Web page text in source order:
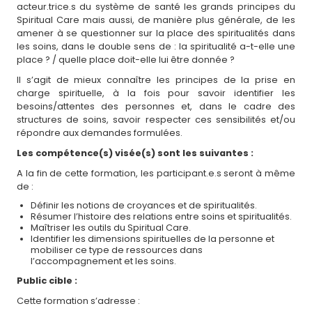
acteur.trice.s du système de santé les grands principes du
Spiritual Care mais aussi, de manière plus générale, de les
amener à se questionner sur la place des spiritualités dans
les soins, dans le double sens de : la spiritualité a-t-elle une
place ? / quelle place doit-elle lui être donnée ?
Il s’agit de mieux connaître les principes de la prise en
charge spirituelle, à la fois pour savoir identifier les
besoins/attentes des personnes et, dans le cadre des
structures de soins, savoir respecter ces sensibilités et/ou
répondre aux demandes formulées.
Les compétence(s) visée(s) sont les suivantes :
A la fin de cette formation, les participant.e.s seront à même
de :
Définir les notions de croyances et de spiritualités.
Résumer l’histoire des relations entre soins et spiritualités.
Maîtriser les outils du Spiritual Care.
Identifier les dimensions spirituelles de la personne et
mobiliser ce type de ressources dans
l’accompagnement et les soins.
Public cible :
Cette formation s’adresse :